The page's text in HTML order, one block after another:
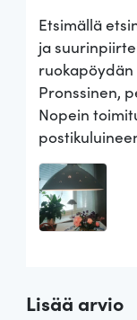
Etsimällä
ja
Pronssinen,
Nopein
Lisää arvio